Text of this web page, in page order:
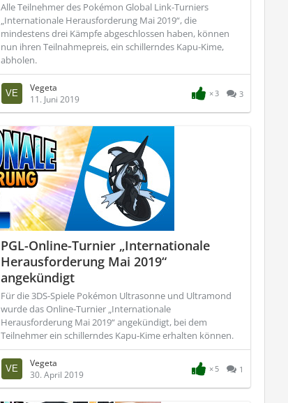
Alle Teilnehmer des Pokémon Global Link-Turniers
„Internationale Herausforderung Mai 2019“, die
mindestens drei Kämpfe abgeschlossen haben, können
nun ihren Teilnahmepreis, ein schillerndes Kapu-Kime,
abholen.
Vegeta
11. Juni 2019
3 3
PGL-Online-Turnier „Internationale
Herausforderung Mai 2019“
angekündigt
Für die 3DS-Spiele Pokémon Ultrasonne und Ultramond
wurde das Online-Turnier „Internationale
Herausforderung Mai 2019“ angekündigt, bei dem
Teilnehmer ein schillerndes Kapu-Kime erhalten können.
Vegeta
30. April 2019
5 1